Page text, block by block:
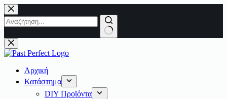
Μετάβαση
στο
περιεχόμενο
No
results
Αρχική
Κατάστημα
DIY Προϊόντα